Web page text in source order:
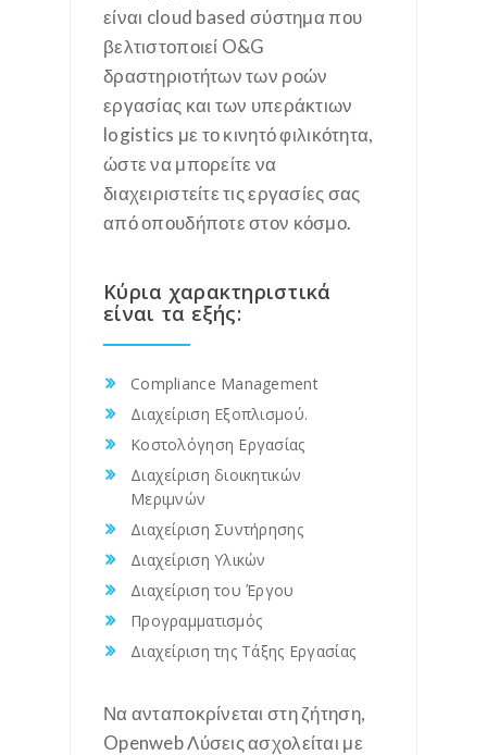
είναι cloud based σύστημα που
βελτιστοποιεί O&G
δραστηριοτήτων των ροών
εργασίας και των υπεράκτιων
logistics με το κινητό φιλικότητα,
ώστε να μπορείτε να
διαχειριστείτε τις εργασίες σας
από οπουδήποτε στον κόσμο.
Κύρια χαρακτηριστικά
είναι τα εξής:
Compliance Management
Διαχείριση Εξοπλισμού.
Κοστολόγηση Εργασίας
Διαχείριση διοικητικών
Μεριμνών
Διαχείριση Συντήρησης
Διαχείριση Υλικών
Διαχείριση του Έργου
Προγραμματισμός
Διαχείριση της Τάξης Εργασίας
Να ανταποκρίνεται στη ζήτηση,
Openweb Λύσεις ασχολείται με